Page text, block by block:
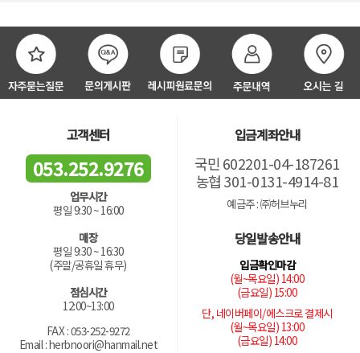
고객센터
053.252.9276
업무시간
평일 9:30 ~ 16:00
매장
평일 9:30 ~ 16:30
(주말/공휴일 휴무)
점심시간
12:00~13:00
FAX : 053-252-9272
Email : herbnoori@hanmail.net
입금계좌안내
국민 602201-04-187261
농협 301-0131-4914-81
예금주 : ㈜허브누리
당일발송안내
입금확인마감
(월~목요일) 14:00
(금요일) 15:00
단, 네이버페이/에스크로 결제시
(월~목요일) 13:00
(금요일) 14:00